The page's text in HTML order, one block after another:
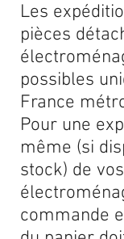
Les
pièces
possibles
France
Pour une
même (si
stock) de
commande